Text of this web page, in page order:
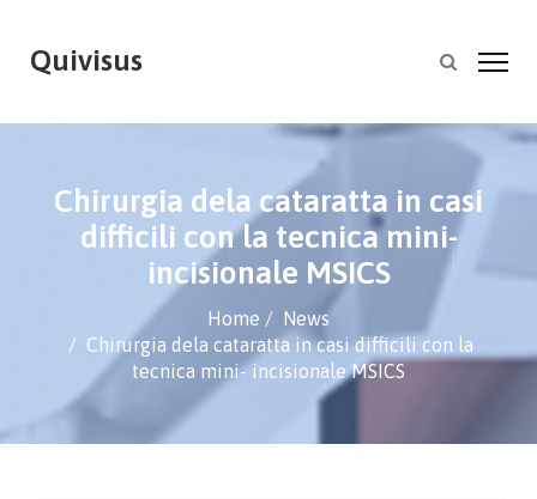
Quivisus
Chirurgia dela cataratta in casi
difficili con la tecnica mini-
incisionale MSICS
Home
News
Chirurgia dela cataratta in casi difficili con la
tecnica mini- incisionale MSICS